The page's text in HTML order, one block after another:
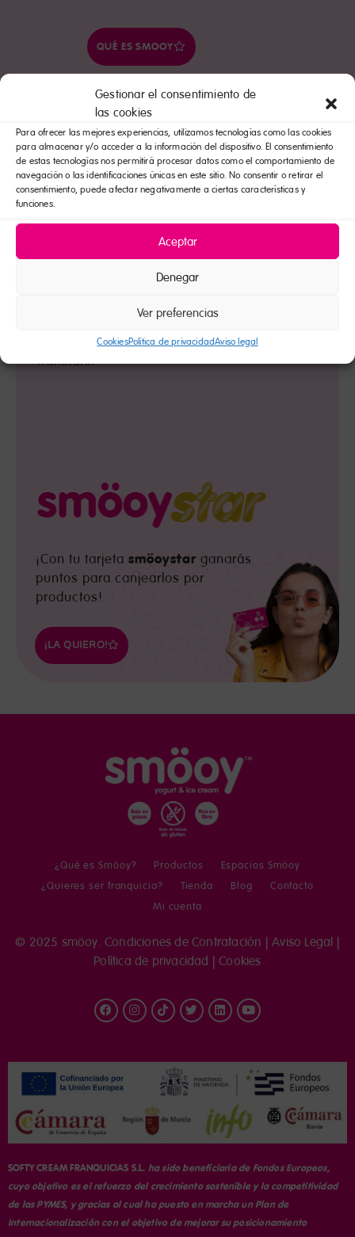
Gestionar el consentimiento de
las cookies
Para ofrecer las mejores experiencias, utilizamos tecnologías como las cookies
para almacenar y/o acceder a la información del dispositivo. El consentimiento
de estas tecnologías nos permitirá procesar datos como el comportamiento de
navegación o las identificaciones únicas en este sitio. No consentir o retirar el
consentimiento, puede afectar negativamente a ciertas características y
funciones.
Aceptar
Denegar
Ver preferencias
CookiesPolítica de privacidadAviso legal
QUÉ ES SMOOY
RSC Y MEDIAMBIENTE
PREMIOS SMÖOY
Translator
¡Con tu tarjeta smöoystar ganarás
puntos para canjearlos por
productos!
¡LA QUIERO!
¿Qué es Smöoy? Productos
Espacios Smöoy
¿Quieres ser franquicia?
Tienda Blog
Contacto
Mi cuenta
© 2025 smöoy.Condiciones de Contratación |Aviso Legal |
Política de privacidad |Cookies
SOFTY CREAM FRANQUICIAS S.L. ha sido beneficiaria de Fondos Europeos,
cuyo objetivo es el refuerzo del crecimiento sostenible y la competitividad
de las PYMES, y gracias al cual ha puesto en marcha un Plan de
Internacionalización con el objetivo de mejorar su posicionamiento